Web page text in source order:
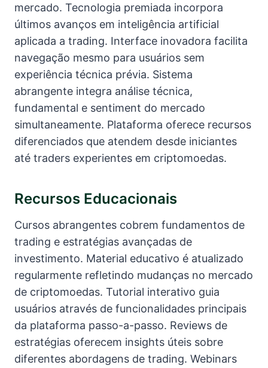
mercado. Tecnologia premiada incorpora
últimos avanços em inteligência artificial
aplicada a trading. Interface inovadora facilita
navegação mesmo para usuários sem
experiência técnica prévia. Sistema
abrangente integra análise técnica,
fundamental e sentiment do mercado
simultaneamente. Plataforma oferece recursos
diferenciados que atendem desde iniciantes
até traders experientes em criptomoedas.
Recursos Educacionais
Cursos abrangentes cobrem fundamentos de
trading e estratégias avançadas de
investimento. Material educativo é atualizado
regularmente refletindo mudanças no mercado
de criptomoedas. Tutorial interativo guia
usuários através de funcionalidades principais
da plataforma passo-a-passo. Reviews de
estratégias oferecem insights úteis sobre
diferentes abordagens de trading. Webinars